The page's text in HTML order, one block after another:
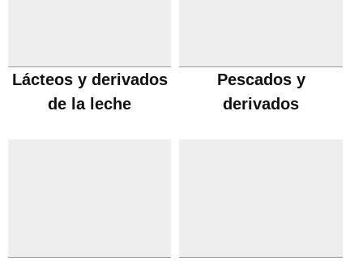
Lácteos y derivados
de la leche
Pescados y
derivados